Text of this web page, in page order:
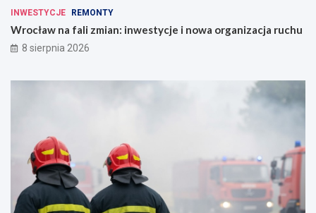
INWESTYCJE REMONTY
Wrocław na fali zmian: inwestycje i nowa organizacja ruchu
8 sierpnia 2026